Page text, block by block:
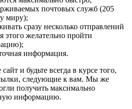
почтовых служб (205
миру);
сразу несколько отправлений
этого желательно пройти
информация.
и будьте всегда в курсе того,
следующие к вам. Мы же
получить максимально
информацию.